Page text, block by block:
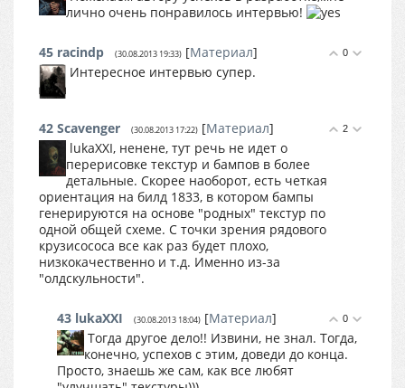
лично очень понравилось интервью!
0
45 racindp (30.08.2013 19:33) [Материал]
Интересное интервью супер.
2
42 Scavenger (30.08.2013 17:22) [Материал]
lukaXXI, ненене, тут речь не идет о
перерисовке текстур и бампов в более
детальные. Скорее наоборот, есть четкая
ориентация на билд 1833, в котором бампы
генерируются на основе "родных" текстур по
одной общей схеме. С точки зрения рядового
крузисососа все как раз будет плохо,
низкокачественно и т.д. Именно из-за
"олдскульности".
0
43 lukaXXI (30.08.2013 18:04) [Материал]
Тогда другое дело!! Извини, не знал. Тогда,
конечно, успехов с этим, доведи до конца.
Просто, знаешь же сам, как все любят